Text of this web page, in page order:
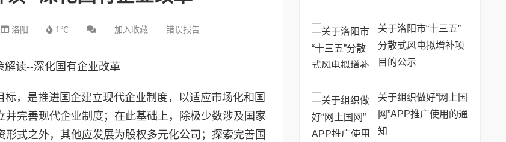
洛阳 1℃ 加入收藏 错误报告
解读--深化国有企业改革
是推进国企建立现代企业制度，以适应市场化和国
完善现代企业制度；在此基础上，除极少数涉及国家
式之外，其他应发展为股权多元化公司；探索完善国
关于洛阳市“十三五”
分散式风电拟增补项
目的公示
关于组织做好“网上国
网”APP推广使用的通
知